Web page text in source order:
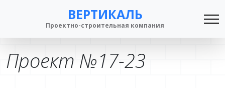
ВЕРТИКАЛЬ
Проектно-строительная компания
Проект №17-23